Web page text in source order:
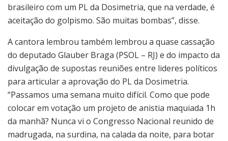
brasileiro com um PL da Dosimetria, que na verdade, é
aceitação do golpismo. São muitas bombas”, disse.
A cantora lembrou também lembrou a quase cassação
do deputado Glauber Braga (PSOL – RJ) e do impacto da
divulgação de supostas reuniões entre lideres políticos
para articular a aprovação do PL da Dosimetria.
“Passamos uma semana muito difícil. Como que pode
colocar em votação um projeto de anistia maquiada 1h
da manhã? Nunca vi o Congresso Nacional reunido de
madrugada, na surdina, na calada da noite, para botar